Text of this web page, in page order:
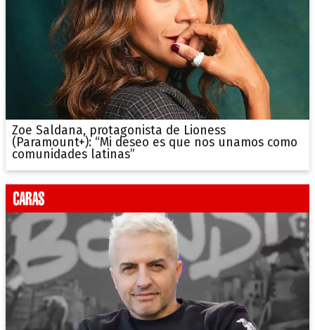
Zoe Saldana, protagonista de Lioness
(Paramount+): “Mi deseo es que nos unamos como
comunidades latinas”